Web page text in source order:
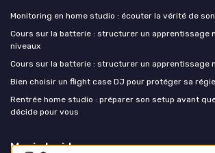
Monitoring en home studio : écouter la vérité de
Cours sur la batterie : structurer un apprentissage
niveaux
Cours sur la batterie : structurer un apprentissage
Bien choisir un flight case DJ pour protéger sa
Rentrée home studio : préparer son setup avant
décide pour vous
Music Insiders